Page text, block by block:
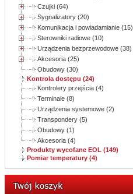
Czujki (64)
Sygnalizatory (20)
Komunikacja i powiadamianie (15)
Sterowniki radiowe (10)
Urządzenia bezprzewodowe (38)
Akcesoria (25)
Obudowy (30)
Kontrola dostępu (24)
Kontrolery przejścia (4)
Terminale (8)
Urządzenia systemowe (2)
Transpondery (5)
Obudowy (1)
Akcesoria (4)
Produkty wycofane EOL (149)
Pomiar temperatury (4)